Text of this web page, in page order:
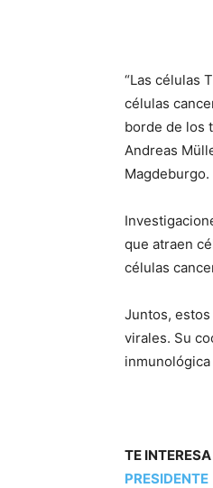
“Las células
células
borde de los
Andreas
Magdeburgo.
que atraen
células
Juntos,
virales. Su
TE
PRESIDENTE